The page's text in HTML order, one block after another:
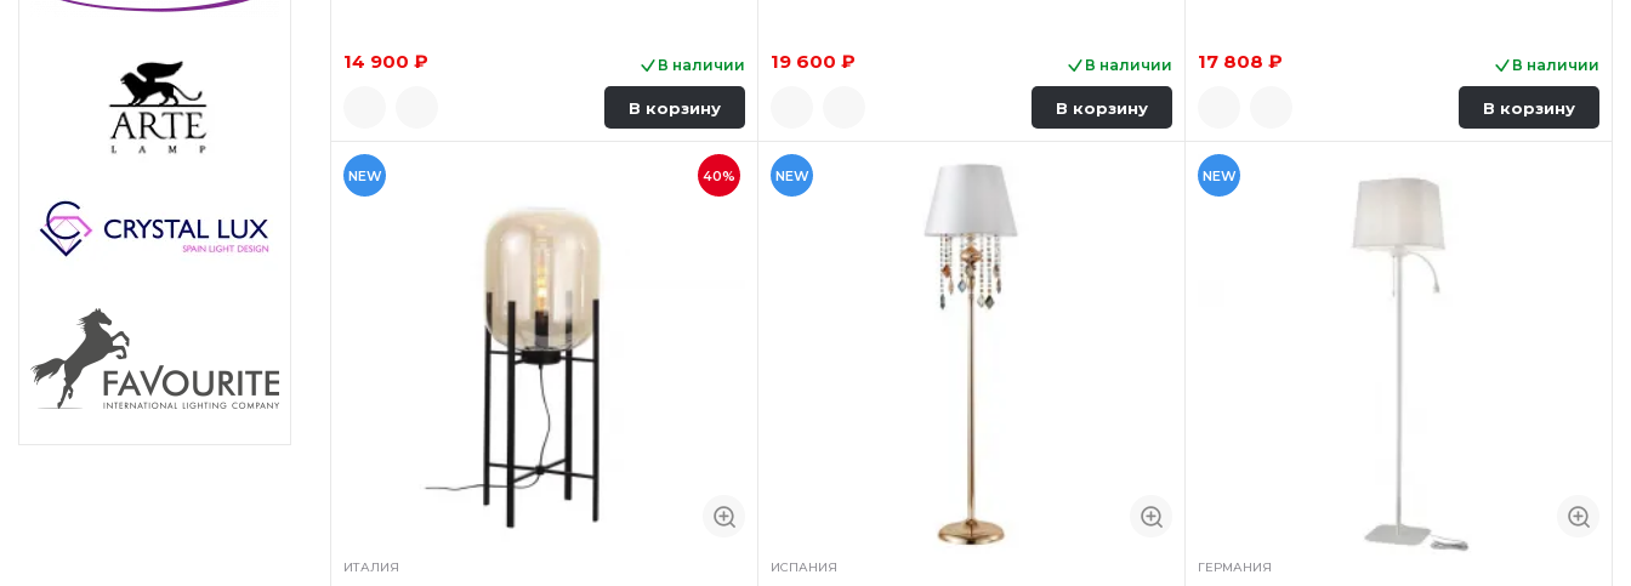
14 900 ₽ В наличии
В корзину
19 600 ₽ В наличии
В корзину
17 808 ₽ В наличии
В корзину
NEW 40%
ИТАЛИЯ
NEW
ИСПАНИЯ
NEW
ГЕРМАНИЯ